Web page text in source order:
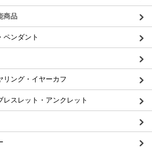
商品
ペンダント
リング・イヤーカフ
レスレット・アンクレット